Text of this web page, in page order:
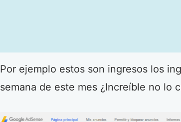
Por ejemplo estos son ingresos los
semana de este mes ¿Increíble no lo